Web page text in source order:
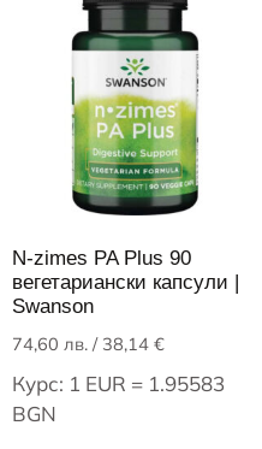
N-zimes PA Plus 90
вегетариански капсули |
Swanson
74,60 лв. / 38,14 €
Курс: 1 EUR = 1.95583
BGN